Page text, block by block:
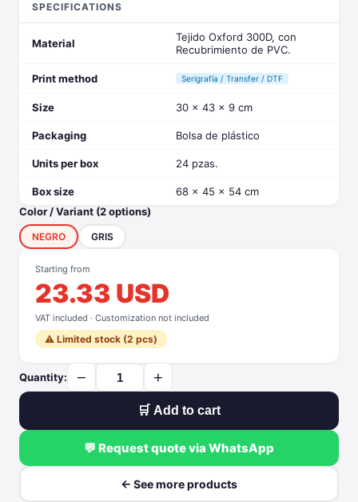
SPECIFICATIONS
Material
Tejido Oxford 300D, con
Recubrimiento de PVC.
Print method Serigrafía / Transfer / DTF
Size 30 x 43 x 9 cm
Packaging Bolsa de plástico
Units per box 24 pzas.
Box size
68 x 45 x 54 cm
Color / Variant (2 options)
NEGRO GRIS
Starting from
23.33 USD
VAT included · Customization not included
⚠️ Limited stock (2 pcs)
Quantity: − +
🛒 Add to cart
💬 Request quote via WhatsApp
← See more products